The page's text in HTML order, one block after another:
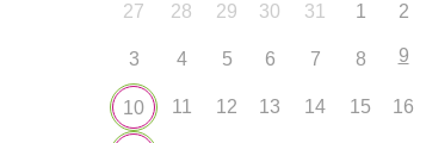
27 28 29 30 31 1 2
3 4 5 6 7 8 9
10 11 12 13 14 15 16